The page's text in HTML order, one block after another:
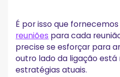
É por isso que fornecemos
reuniões para cada
precise se esforçar para
outro lado da ligação está
estratégias atuais.